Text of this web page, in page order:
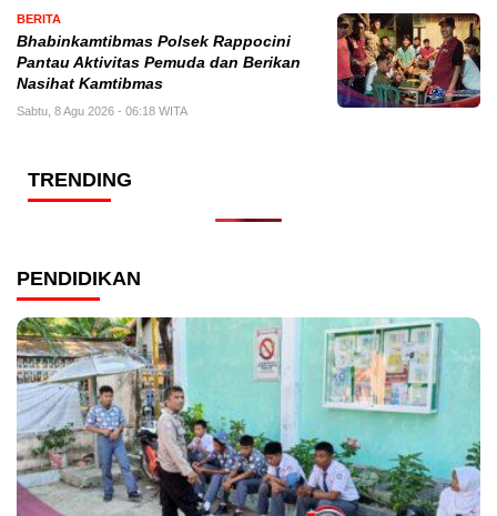
BERITA
Bhabinkamtibmas Polsek Rappocini
Pantau Aktivitas Pemuda dan Berikan
Nasihat Kamtibmas
Sabtu, 8 Agu 2026 - 06:18 WITA
TRENDING
PENDIDIKAN